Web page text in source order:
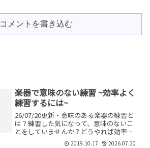
コメントを書き込む
楽器で意味のない練習 ~効率よく
練習するには~
26/07/20更新・意味のある楽器の練習と
は？練習した気になって、意味のないこ
とをしていませんか？どうやれば効率よ
く、意味のある練習になるのかを解説し
2019.10.17 2026.07.20